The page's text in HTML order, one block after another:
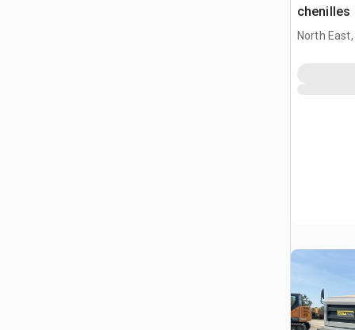
chenilles
North East,